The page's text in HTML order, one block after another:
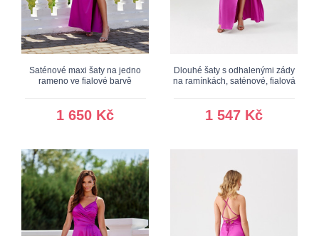
Saténové maxi šaty na jedno
rameno ve fialové barvě
1 650 Kč
Dlouhé šaty s odhalenými zády
na ramínkách, saténové, fialová
1 547 Kč